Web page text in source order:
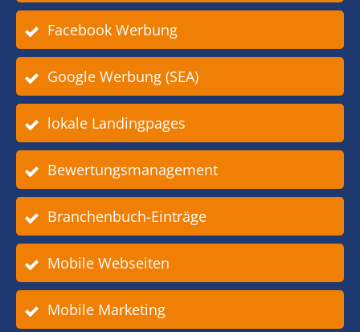
Facebook Werbung
Google Werbung (SEA)
lokale Landingpages
Bewertungsmanagement
Branchenbuch-Einträge
Mobile Webseiten
Mobile Marketing